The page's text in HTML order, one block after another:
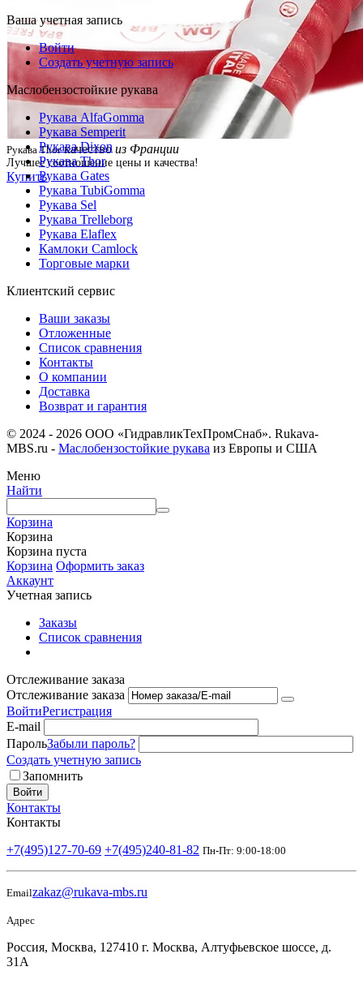
Рукава Thorкачествоиз Франции
Лучшее соотношение цены и качества!
Купить
Ваша учетная запись
Войти
Создать учетную запись
Маслобензостойкие рукава
Рукава AlfaGomma
Рукава Semperit
Рукава Dixon
Рукава Thor
Рукава Gates
Рукава TubiGomma
Рукава Sel
Рукава Trelleborg
Рукава Elaflex
Камлоки Camlock
Торговые марки
Клиентский сервис
Ваши заказы
Отложенные
Список сравнения
Контакты
О компании
Доставка
Возврат и гарантия
© 2024 - 2026 ООО «ГидравликТехПромСнаб». Rukava-
MBS.ru - Маслобензостойкие рукава из Европы и США
Меню
Найти
Корзина
Корзина
Корзина пуста
Корзина Оформить заказ
Аккаунт
Учетная запись
Заказы
Список сравнения
Отслеживание заказа
Отслеживание заказа
ВойтиРегистрация
E-mail
ПарольЗабыли пароль?
Создать учетную запись
Запомнить
Войти
Контакты
Контакты
+7(495)127-70-69 +7(495)240-81-82 Пн-Пт: 9:00-18:00
Emailzakaz@rukava-mbs.ru
Адрес
Россия, Москва, 127410 г. Москва, Алтуфьевское шоссе, д.
31А